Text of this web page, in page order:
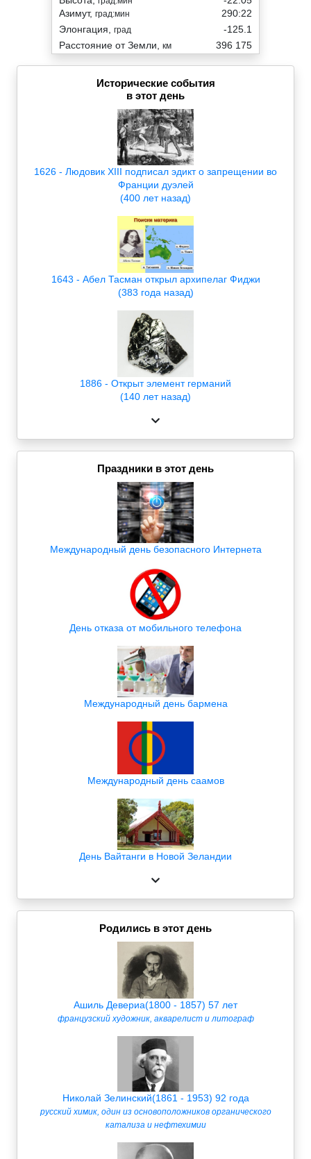
Азимут, град:мин
290:22
Элонгация, град
-125.1
Расстояние от Земли, км 396 175
Исторические события
в этот день
1626 - Людовик XIII подписал эдикт о запрещении во
Франции дуэлей
(400 лет назад)
1643 - Абел Тасман открыл архипелаг Фиджи
(383 года назад)
1886 - Открыт элемент германий
(140 лет назад)
Праздники в этот день
Международный день безопасного Интернета
День отказа от мобильного телефона
Международный день бармена
Международный день саамов
День Вайтанги в Новой Зеландии
Родились в этот день
Ашиль Девериа(1800 - 1857) 57 лет
французский художник, акварелист и литограф
Николай Зелинский(1861 - 1953) 92 года
русский химик, один из основоположников органического
катализа и нефтехимии